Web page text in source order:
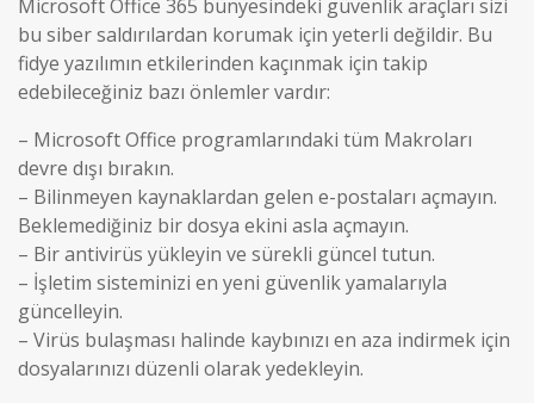
Microsoft Office 365 bünyesindeki güvenlik araçları sizi
bu siber saldırılardan korumak için yeterli değildir. Bu
fidye yazılımın etkilerinden kaçınmak için takip
edebileceğiniz bazı önlemler vardır:
– Microsoft Office programlarındaki tüm Makroları
devre dışı bırakın.
– Bilinmeyen kaynaklardan gelen e-postaları açmayın.
Beklemediğiniz bir dosya ekini asla açmayın.
– Bir antivirüs yükleyin ve sürekli güncel tutun.
– İşletim sisteminizi en yeni güvenlik yamalarıyla
güncelleyin.
– Virüs bulaşması halinde kaybınızı en aza indirmek için
dosyalarınızı düzenli olarak yedekleyin.